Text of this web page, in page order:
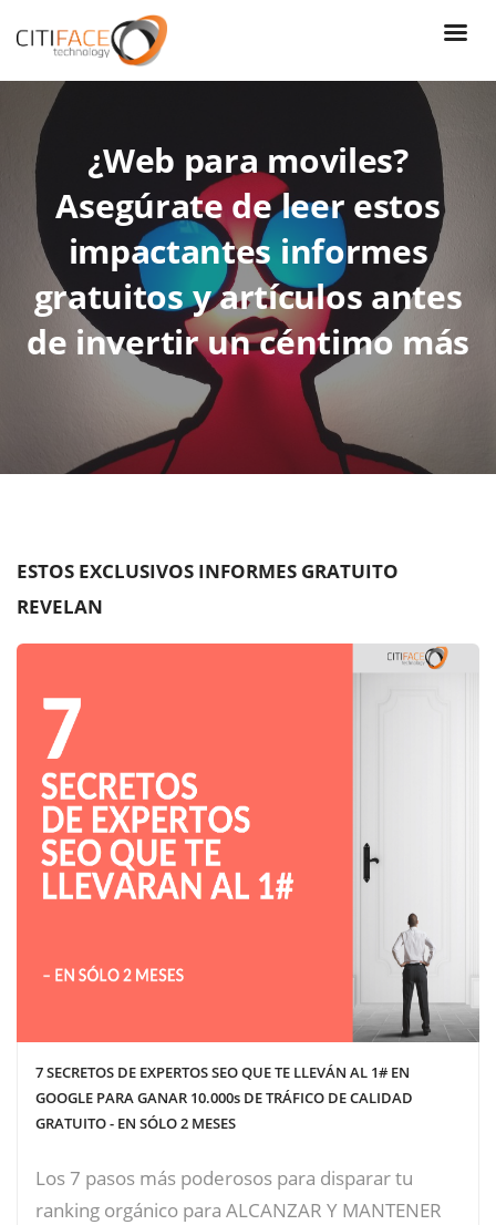
content
¿Web para moviles?
Asegúrate de leer estos
impactantes informes
gratuitos y artículos antes
de invertir un céntimo más
ESTOS EXCLUSIVOS INFORMES GRATUITO
REVELAN
7 SECRETOS DE EXPERTOS SEO QUE TE LLEVÁN AL 1# EN
GOOGLE PARA GANAR 10.000s DE TRÁFICO DE CALIDAD
GRATUITO - EN SÓLO 2 MESES
Los 7 pasos más poderosos para disparar tu
ranking orgánico para ALCANZAR Y MANTENER